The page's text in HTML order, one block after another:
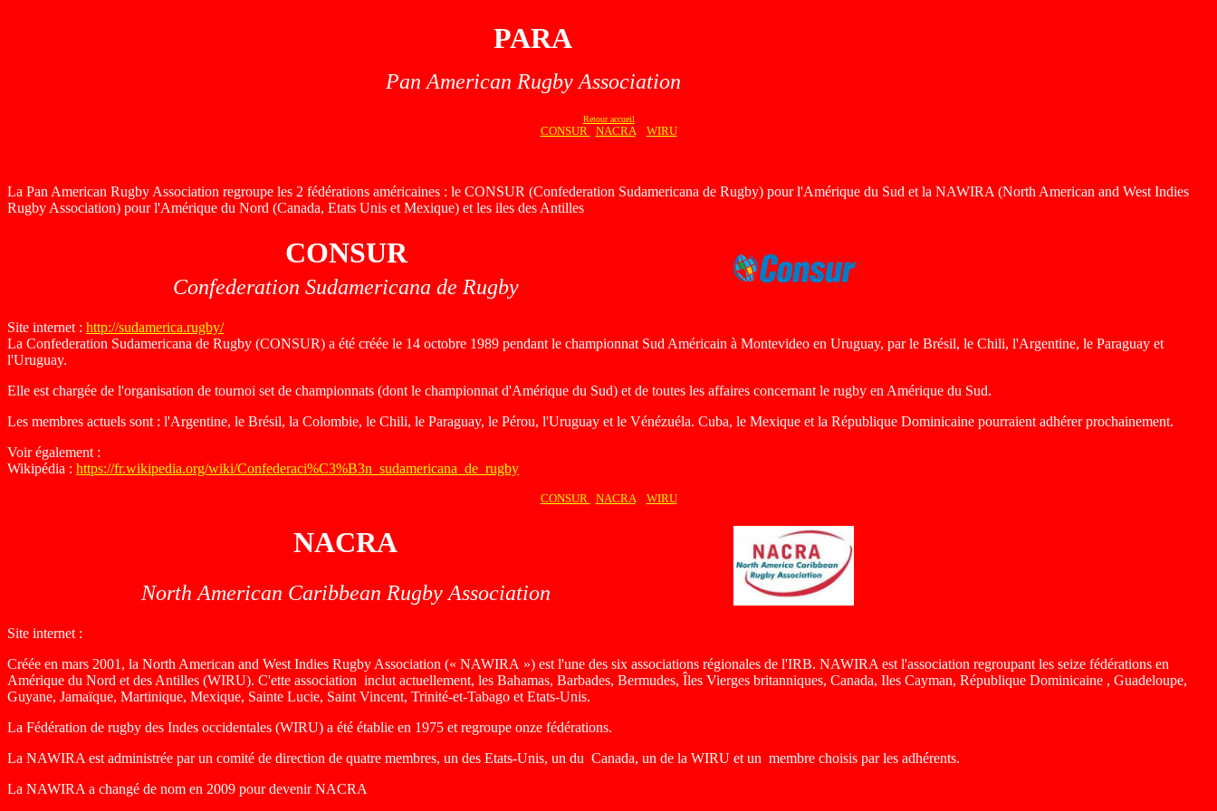
PARA
Pan American Rugby Association
Retour accueil
CONSUR NACRA WIRU
La Pan American Rugby Association regroupe les 2 fédérations américaines : le CONSUR (Confederation Sudamericana de Rugby) pour l'Amérique du Sud et la NAWIRA (North American and West Indies
Rugby Association) pour l'Amérique du Nord (Canada, Etats Unis et Mexique) et les iles des Antilles
CONSUR
Confederation Sudamericana de Rugby
Site internet : http://sudamerica.rugby/
La Confederation Sudamericana de Rugby (CONSUR) a été créée le 14 octobre 1989 pendant le championnat Sud Américain à Montevideo en Uruguay, par le Brésil, le Chili, l'Argentine, le Paraguay et
l'Uruguay.
Elle est chargée de l'organisation de tournoi set de championnats (dont le championnat d'Amérique du Sud) et de toutes les affaires concernant le rugby en Amérique du Sud.
Les membres actuels sont : l'Argentine, le Brésil, la Colombie, le Chili, le Paraguay, le Pérou, l'Uruguay et le Vénézuéla. Cuba, le Mexique et la République Dominicaine pourraient adhérer prochainement.
Voir également :
Wikipédia : https://fr.wikipedia.org/wiki/Confederaci%C3%B3n_sudamericana_de_rugby
CONSUR NACRA WIRU
NACRA
North American Caribbean Rugby Association
Site internet :
Créée en mars 2001, la North American and West Indies Rugby Association (« NAWIRA ») est l'une des six associations régionales de l'IRB. NAWIRA est l'association regroupant les seize fédérations en
Amérique du Nord et des Antilles (WIRU). C'ette association inclut actuellement, les Bahamas, Barbades, Bermudes, Îles Vierges britanniques, Canada, Iles Cayman, République Dominicaine , Guadeloupe,
Guyane, Jamaïque, Martinique, Mexique, Sainte Lucie, Saint Vincent, Trinité-et-Tabago et Etats-Unis.
La Fédération de rugby des Indes occidentales (WIRU) a été établie en 1975 et regroupe onze fédérations.
La NAWIRA est administrée par un comité de direction de quatre membres, un des Etats-Unis, un du Canada, un de la WIRU et un membre choisis par les adhérents.
La NAWIRA a changé de nom en 2009 pour devenir NACRA